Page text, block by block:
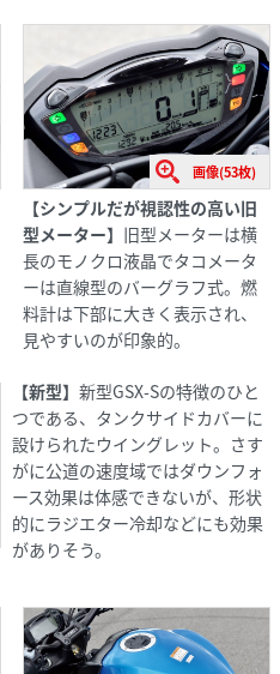
画像(53枚)
【シンプルだが視認性の高い旧
型メーター】 旧型メーターは横
長のモノクロ液晶でタコメータ
ーは直線型のバーグラフ式。燃
料計は下部に大きく表示され、
見やすいのが印象的。
【新型】 新型GSX-Sの特徴のひと
つである、タンクサイドカバーに
設けられたウイングレット。さす
がに公道の速度域ではダウンフォ
ース効果は体感できないが、形状
的にラジエター冷却などにも効果
がありそう。